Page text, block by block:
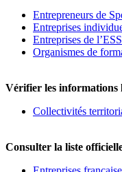
Entrepreneurs de
Entreprises
Entreprises de
Organismes de
Vérifier les informations
Collectivités
Consulter la liste